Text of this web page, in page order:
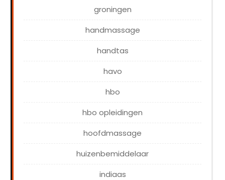
groningen
handmassage
handtas
havo
hbo
hbo opleidingen
hoofdmassage
huizenbemiddelaar
indiaas